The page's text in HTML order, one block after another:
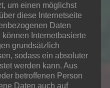
um einen möglichst
diese Internetseite
Daten
Internetbasierte
grundsätzlich
sodass ein absoluter
werden kann. Aus
betroffenen Person
Daten auch auf